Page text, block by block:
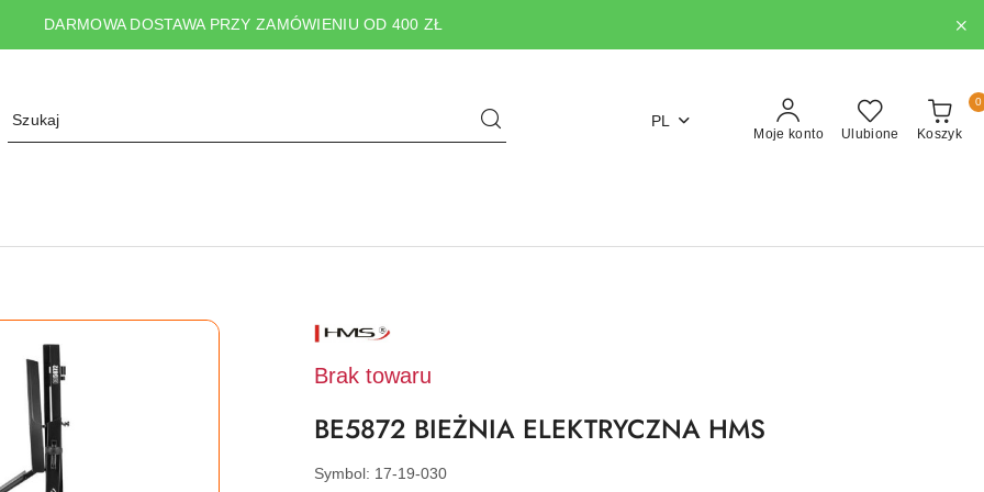
DARMOWA DOSTAWA PRZY ZAMÓWIENIU OD 400 ZŁ
PL
Moje konto Ulubione Koszyk
0
NAZWA
PRODUCENTA:
Brak towaru
BE5872 BIEŻNIA ELEKTRYCZNA HMS
Symbol: 17-19-030